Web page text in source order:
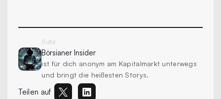
Autor
Börsianer Insider
ist für dich anonym am Kapitalmarkt unterwegs
und bringt die heißesten Storys.
Teilen auf